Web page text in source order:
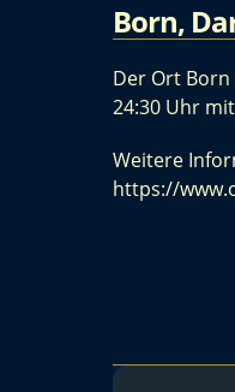
Born,
Der Ort
24:30 Uhr
Weitere
https://